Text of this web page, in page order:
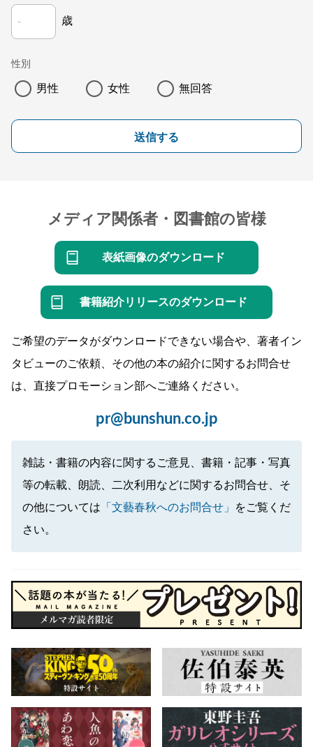
歳
性別
男性 女性 無回答
送信する
メディア関係者・図書館の皆様
表紙画像のダウンロード
書籍紹介リリースのダウンロード
ご希望のデータがダウンロードできない場合や、著者イン
タビューのご依頼、その他の本の紹介に関するお問合せ
は、直接プロモーション部へご連絡ください。
pr@bunshun.co.jp
雑誌・書籍の内容に関するご意見、書籍・記事・写真
等の転載、朗読、二次利用などに関するお問合せ、そ
の他については 「文藝春秋へのお問合せ」
をご覧くだ
さい。